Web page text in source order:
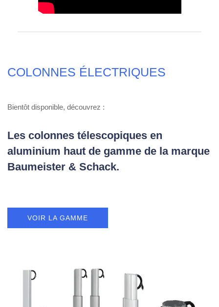
COLONNES ÉLECTRIQUES
Bientôt disponible, découvrez :
Les colonnes télescopiques en
aluminium haut de gamme de la marque
Baumeister & Schack.
VOIR LA GAMME